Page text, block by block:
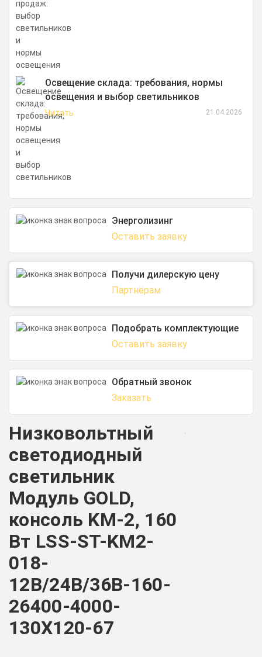
Освещение склада: требования, нормы
освещения и выбор светильников
Читать 21.04.2026
Энерголизинг
Оставить заявку
Получи дилерскую цену
Партнёрам
Подобрать комплектующие
Оставить заявку
Обратный звонок
Заказать
Низковольтный
светодиодный
светильник
Модуль GOLD,
консоль KM-2, 160
Вт LSS-ST-KM2-
018-
12В/24В/36В-160-
26400-4000-
130X120-67